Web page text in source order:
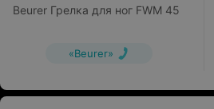
Beurer Грелка для ног FWM 45
«Beurer»